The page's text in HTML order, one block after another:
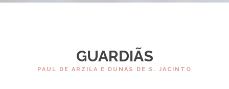
GUARDIÃS
PAUL DE ARZILA E DUNAS DE S. JACINTO